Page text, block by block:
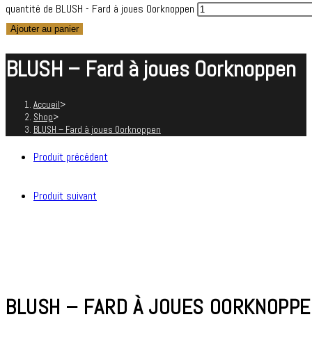
quantité de BLUSH - Fard à joues Oorknoppen
Ajouter au panier
BLUSH – Fard à joues Oorknoppen
Accueil>
Shop>
BLUSH – Fard à joues Oorknoppen
Produit précédent
Produit suivant
BLUSH – FARD À JOUES